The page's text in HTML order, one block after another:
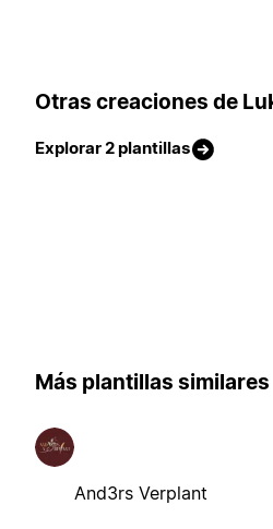
Otras creaciones de
Explorar 2 plantillas
Más plantillas similares
And3rs Verplant